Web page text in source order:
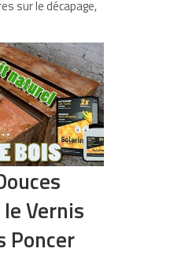
sur le décapage,
Vernis
Poncer